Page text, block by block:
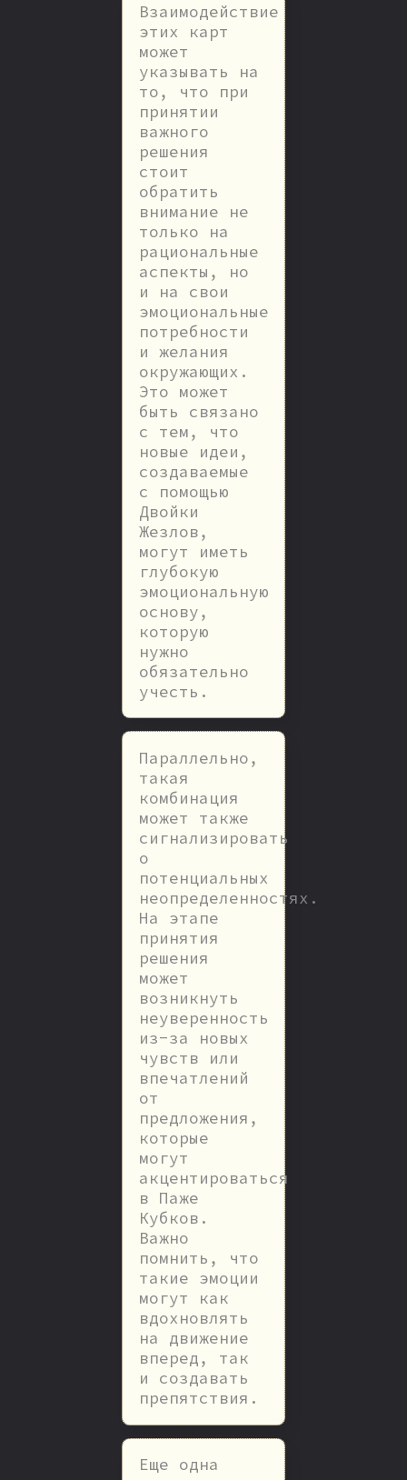
Взаимодействие
этих карт
может
указывать на
то, что при
принятии
важного
решения
стоит
обратить
внимание не
только на
рациональные
аспекты, но
и на свои
эмоциональные
потребности
и желания
окружающих.
Это может
быть связано
с тем, что
новые идеи,
создаваемые
с помощью
Двойки
Жезлов,
могут иметь
глубокую
эмоциональную
основу,
которую
нужно
обязательно
учесть.
Параллельно,
такая
комбинация
может также
сигнализировать
о
потенциальных
неопределенностях.
На этапе
принятия
решения
может
возникнуть
неуверенность
из-за новых
чувств или
впечатлений
от
предложения,
которые
могут
акцентироваться
в Паже
Кубков.
Важно
помнить, что
такие эмоции
могут как
вдохновлять
на движение
вперед, так
и создавать
препятствия.
Еще одна